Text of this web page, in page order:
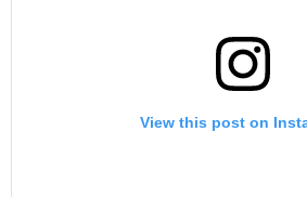
View this post on